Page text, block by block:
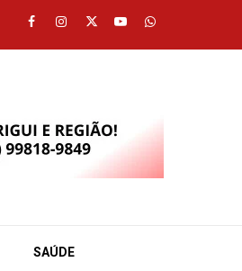
Facebook
Instagram
TwitterYoutubeWhatsapp
SAÚDE